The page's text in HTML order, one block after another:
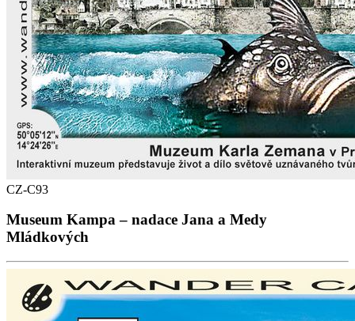
CZ-C93
Museum Kampa – nadace Jana a Medy
Mládkových